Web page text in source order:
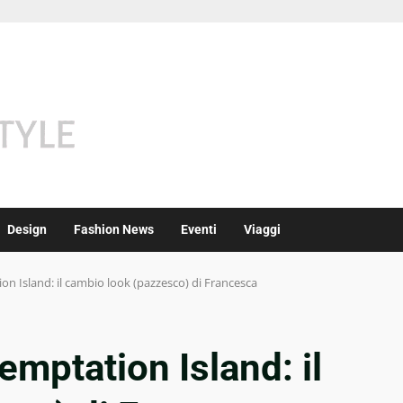
Design Fashion News Eventi Viaggi
Island: il cambio look (pazzesco) di Francesca
Island: il